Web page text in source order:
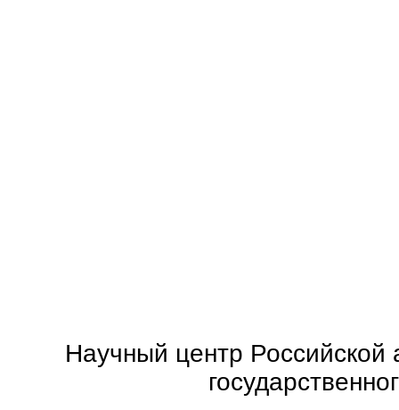
Научный центр Российской